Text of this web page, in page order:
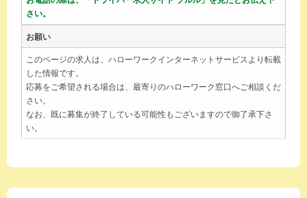
さい。
お願い
このページの求人は、ハローワークインターネットサービスより転載
した情報です。
応募をご希望される場合は、最寄りのハローワーク窓口へご相談くだ
さい。
なお、既に募集が終了している可能性もございますので御了承下さ
い。